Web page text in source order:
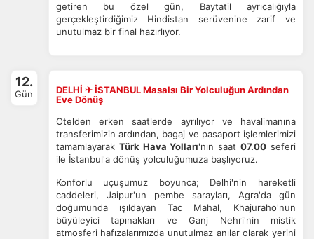
getiren bu özel gün, Baytatil ayrıcalığıyla
gerçekleştirdiğimiz Hindistan serüvenine zarif ve
unutulmaz bir final hazırlıyor.
12.
Gün
DELHİ ✈ İSTANBUL Masalsı Bir Yolculuğun Ardından
Eve Dönüş
Otelden erken saatlerde ayrılıyor ve havalimanına
transferimizin ardından, bagaj ve pasaport işlemlerimizi
tamamlayarak Türk Hava Yolları'nın saat07.00 seferi
ile İstanbul'a dönüş yolculuğumuza başlıyoruz.
Konforlu uçuşumuz boyunca; Delhi'nin hareketli
caddeleri, Jaipur'un pembe sarayları, Agra'da gün
doğumunda ışıldayan Tac Mahal, Khajuraho'nun
büyüleyici tapınakları ve Ganj Nehri'nin mistik
atmosferi hafızalarımızda unutulmaz anılar olarak yerini